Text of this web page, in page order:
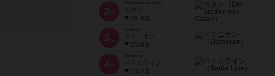
2 位
Die Siedler von Catan
カタン
3616名
3 位
ドミニオン
2528名
4位
Battle Line
バトルライン
2377名